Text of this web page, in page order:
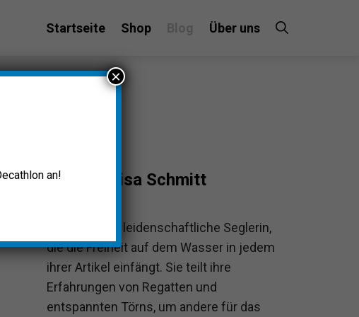
Startseite Shop Über uns
Luisa Schmitt
Luisa ist eine leidenschaftliche Seglerin,
die die Freiheit auf dem Wasser in jedem
ihrer Artikel einfängt. Sie teilt ihre
Erfahrungen von Regatten und
entspannten Törns, um andere für das
an!
×